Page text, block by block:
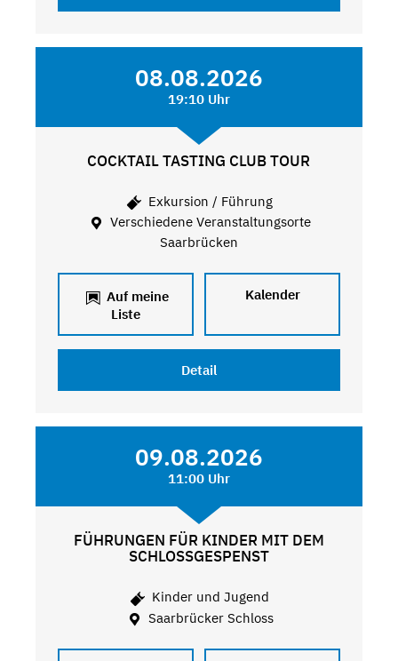
08.08.2026
19:10 Uhr
COCKTAIL TASTING CLUB TOUR
Exkursion / Führung
Verschiedene Veranstaltungsorte
Saarbrücken
Auf meine
Liste
Kalender
Detail
09.08.2026
11:00 Uhr
FÜHRUNGEN FÜR KINDER MIT DEM
SCHLOSSGESPENST
Kinder und Jugend
Saarbrücker Schloss